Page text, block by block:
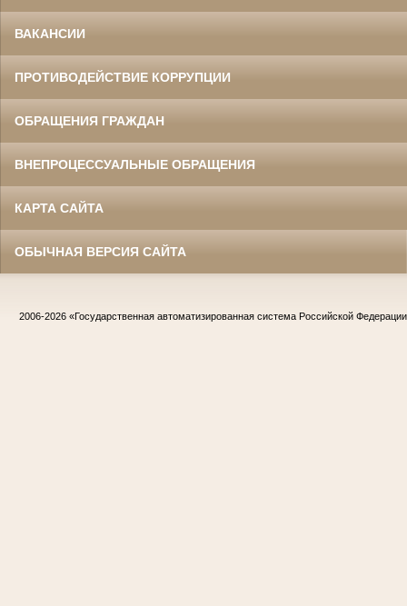
ВАКАНСИИ
ПРОТИВОДЕЙСТВИЕ КОРРУПЦИИ
ОБРАЩЕНИЯ ГРАЖДАН
ВНЕПРОЦЕССУАЛЬНЫЕ ОБРАЩЕНИЯ
КАРТА САЙТА
ОБЫЧНАЯ ВЕРСИЯ САЙТА
2006-2026 «Государственная автоматизированная система Российской